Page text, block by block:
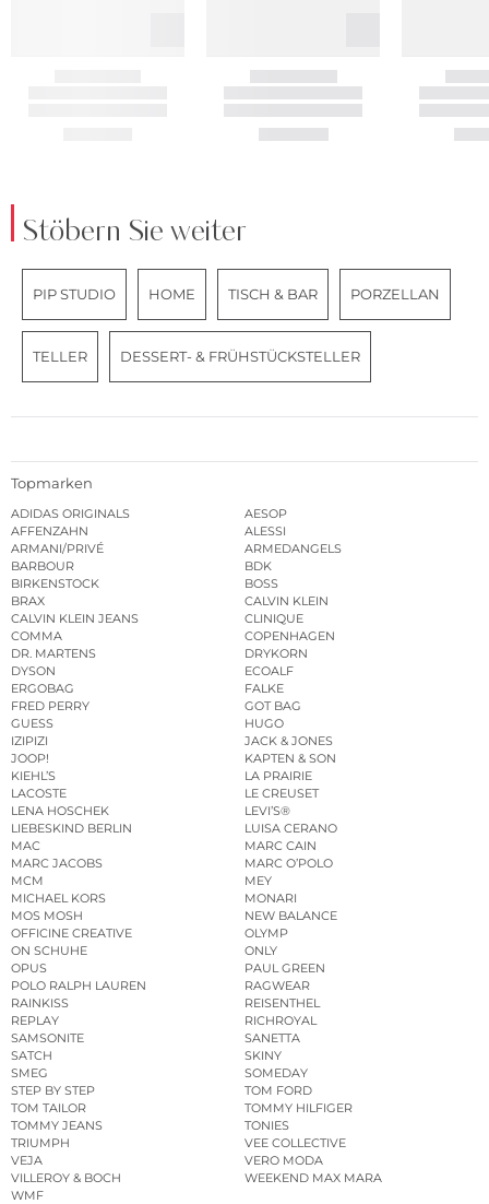
Stöbern Sie weiter
PIP STUDIO HOME TISCH & BAR PORZELLAN
TELLER DESSERT- & FRÜHSTÜCKSTELLER
Topmarken
ADIDAS ORIGINALS
AESOP
AFFENZAHN
ALESSI
ARMANI/PRIVÉ
ARMEDANGELS
BARBOUR
BDK
BIRKENSTOCK
BOSS
BRAX
CALVIN KLEIN
CALVIN KLEIN JEANS
CLINIQUE
COMMA
COPENHAGEN
DR. MARTENS
DRYKORN
DYSON
ECOALF
ERGOBAG
FALKE
FRED PERRY
GOT BAG
GUESS
HUGO
IZIPIZI
JACK & JONES
JOOP!
KAPTEN & SON
KIEHL’S
LA PRAIRIE
LACOSTE
LE CREUSET
LENA HOSCHEK
LEVI’S®
LIEBESKIND BERLIN
LUISA CERANO
MAC
MARC CAIN
MARC JACOBS
MARC O’POLO
MCM
MEY
MICHAEL KORS
MONARI
MOS MOSH
NEW BALANCE
OFFICINE CREATIVE
OLYMP
ON SCHUHE
ONLY
OPUS
PAUL GREEN
POLO RALPH LAUREN
RAGWEAR
RAINKISS
REISENTHEL
REPLAY
RICHROYAL
SAMSONITE
SANETTA
SATCH
SKINY
SMEG
SOMEDAY
STEP BY STEP
TOM FORD
TOM TAILOR
TOMMY HILFIGER
TOMMY JEANS
TONIES
TRIUMPH
VEE COLLECTIVE
VEJA
VERO MODA
VILLEROY & BOCH
WEEKEND MAX MARA
WMF